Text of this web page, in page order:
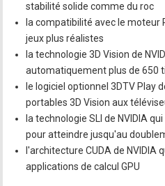
stabilité solide comme du roc
la compatibilité avec le moteur
jeux plus réalistes
la technologie 3D Vision de
automatiquement plus de 650
le logiciel optionnel 3DTV Play
portables 3D Vision aux
la technologie SLI de NVIDIA
pour atteindre jusqu'au
l'architecture CUDA de NVIDIA
applications de calcul GPU